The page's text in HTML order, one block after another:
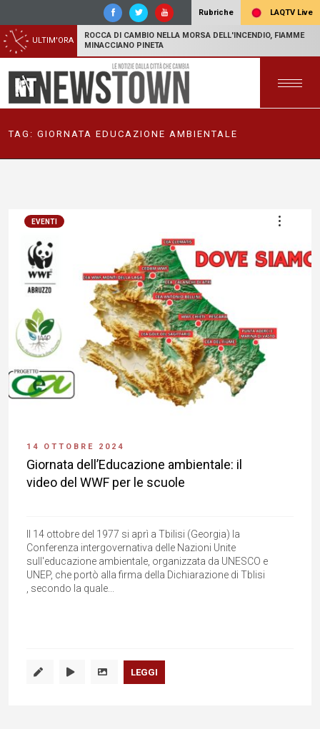
Rubriche LAQTV Live
ULTIM'ORA
ROCCA DI CAMBIO NELLA MORSA DELL'INCENDIO, FIAMME
MINACCIANO PINETA
TAG: GIORNATA EDUCAZIONE AMBIENTALE
EVENTI
14 OTTOBRE 2024
Giornata dell’Educazione ambientale: il
video del WWF per le scuole
Il 14 ottobre del 1977 si aprì a Tbilisi (Georgia) la
Conferenza intergovernativa delle Nazioni Unite
sull'educazione ambientale, organizzata da UNESCO e
UNEP, che portò alla firma della Dichiarazione di Tblisi
, secondo la quale...
LEGGI